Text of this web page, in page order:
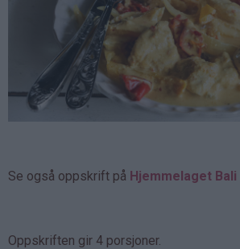
Se også oppskrift på Hjemmelaget
Oppskriften gir 4 porsjoner.